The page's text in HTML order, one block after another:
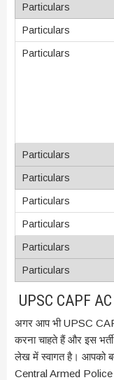
UPSC CAPF
अगर आप भी UPSC
करना चाहते हैं और इस
लेख में स्वागत है। आपको
Central Armed